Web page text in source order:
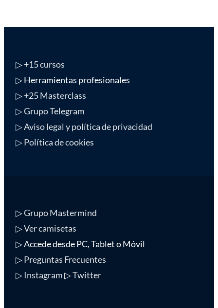
▷+15 cursos
▷ Herramientas profesionales
▷+25 Masterclass
▷ Grupo Telegram
▷ Aviso legal y política de privacidad
▷ Política de cookies
▷Grupo Mastermind
▷Ver camisetas
▷ Accede desde PC, Tablet o Móvil
▷Preguntas Frecuentes
▷ Instagram▷ Twitter